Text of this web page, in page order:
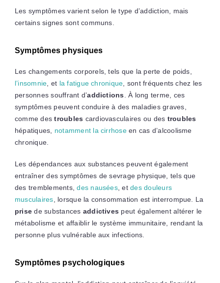
Les symptômes varient selon le type d’addiction, mais
certains signes sont communs.
Symptômes physiques
Les changements corporels, tels que la perte de poids,
l’insomnie , et la fatigue chronique , sont fréquents chez les
personnes souffrant d’addictions
. À long terme, ces
symptômes peuvent conduire à des maladies graves,
comme destroubles cardiovasculaires ou des troubles
hépatiques, notamment la cirrhoseen cas d’alcoolisme
chronique.
Les dépendances aux substances peuvent également
entraîner des symptômes de sevrage physique, tels que
des tremblements,des nausées, etdes douleurs
musculaires , lorsque la consommation est interrompue. La
prise de substances addictives peut également altérer le
métabolisme et affaiblir le système immunitaire, rendant la
personne plus vulnérable aux infections.
Symptômes psychologiques